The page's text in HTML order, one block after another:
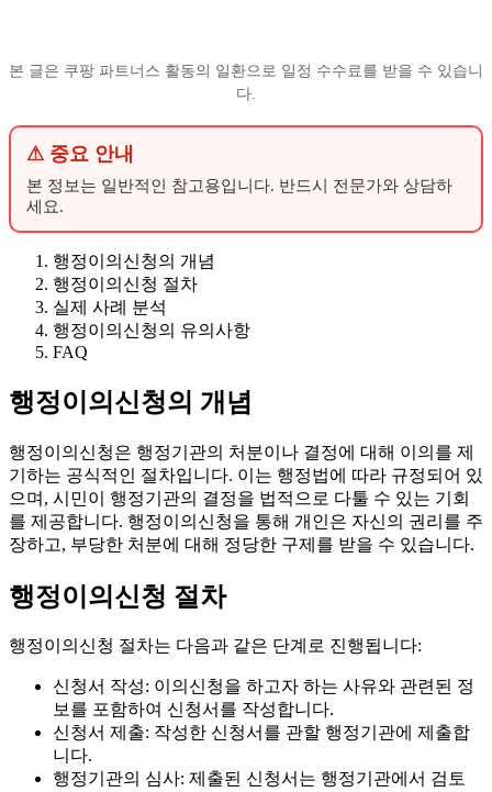
본 글은 쿠팡 파트너스 활동의 일환으로 일정 수수료를 받을 수 있습니
다.
⚠ 중요 안내
본 정보는 일반적인 참고용입니다. 반드시 전문가와 상담하
세요.
행정이의신청의 개념
행정이의신청 절차
실제 사례 분석
행정이의신청의 유의사항
FAQ
행정이의신청의 개념
행정이의신청은 행정기관의 처분이나 결정에 대해 이의를 제
기하는 공식적인 절차입니다. 이는 행정법에 따라 규정되어 있
으며, 시민이 행정기관의 결정을 법적으로 다툴 수 있는 기회
를 제공합니다. 행정이의신청을 통해 개인은 자신의 권리를 주
장하고, 부당한 처분에 대해 정당한 구제를 받을 수 있습니다.
행정이의신청 절차
행정이의신청 절차는 다음과 같은 단계로 진행됩니다:
신청서 작성: 이의신청을 하고자 하는 사유와 관련된 정
보를 포함하여 신청서를 작성합니다.
신청서 제출: 작성한 신청서를 관할 행정기관에 제출합
니다.
행정기관의 심사: 제출된 신청서는 행정기관에서 검토